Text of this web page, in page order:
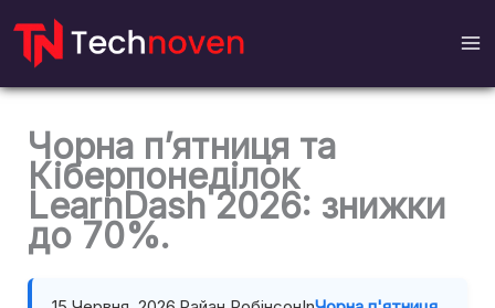
Перейти
вмісту
Чорна п’ятниця та
Кіберпонеділок
LearnDash 2026: знижки
до 70%.